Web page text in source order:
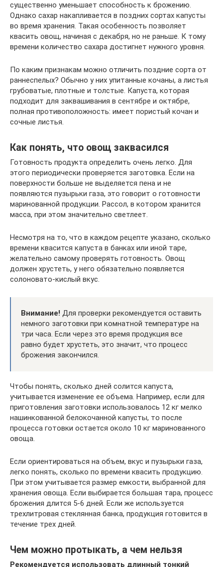
существенно уменьшает способность к брожению.
Однако сахар накапливается в поздних сортах капусты
во время хранения. Такая особенность позволяет
квасить овощ, начиная с декабря, но не раньше. К тому
времени количество сахара достигнет нужного уровня.
По каким признакам можно отличить поздние сорта от
раннеспелых? Обычно у них упитанные кочаны, а листья
грубоватые, плотные и толстые. Капуста, которая
подходит для заквашивания в сентябре и октябре,
полная противоположность: имеет пористый кочан и
сочные листья.
Как понять, что овощ заквасился
Готовность продукта определить очень легко. Для
этого периодически проверяется заготовка. Если на
поверхности больше не выделяется пена и не
появляются пузырьки газа, это говорит о готовности
маринованной продукции. Рассол, в котором хранится
масса, при этом значительно светлеет.
Несмотря на то, что в каждом рецепте указано, сколько
времени квасится капуста в банках или иной таре,
желательно самому проверять готовность. Овощ
должен хрустеть, у него обязательно появляется
солоновато-кислый вкус.
Внимание! Для проверки рекомендуется оставить
немного заготовки при комнатной температуре на
три часа. Если через это время продукция все
равно будет хрустеть, это значит, что процесс
брожения закончился.
Чтобы понять, сколько дней солится капуста,
учитывается изменение ее объема. Например, если для
приготовления заготовки использовалось 12 кг мелко
нашинкованной белокочанной капусты, то после
процесса готовки остается около 10 кг маринованного
овоща.
Если ориентироваться на объем, вкус и пузырьки газа,
легко понять, сколько по времени квасить продукцию.
При этом учитывается размер емкости, выбранной для
хранения овоща. Если выбирается большая тара, процесс
брожения длится 5-6 дней. Если же используется
трехлитровая стеклянная банка, продукция готовится в
течение трех дней.
Чем можно протыкать, а чем нельзя
Рекомендуется использовать длинный тонкий